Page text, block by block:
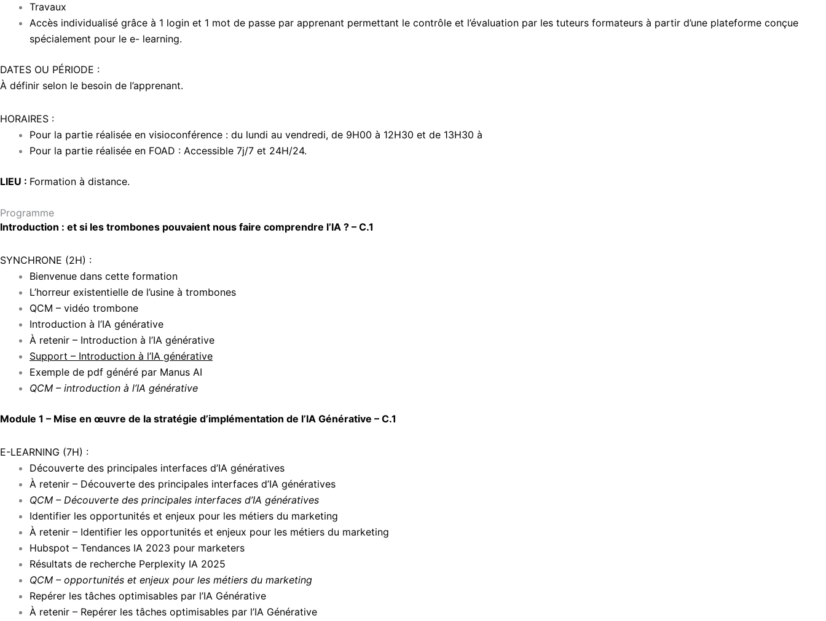
Travaux
Accès individualisé grâce à 1 login et 1 mot de passe par apprenant permettant le contrôle et l’évaluation par les tuteurs formateurs à partir d’une plateforme conçue
spécialement pour le e- learning.
DATES OU PÉRIODE :
À définir selon le besoin de l’apprenant.
HORAIRES :
Pour la partie réalisée en visioconférence : du lundi au vendredi, de 9H00 à 12H30 et de 13H30 à
Pour la partie réalisée en FOAD : Accessible 7j/7 et 24H/24.
LIEU : Formation à distance.
Programme
Introduction : et si les trombones pouvaient nous faire comprendre l’IA ? – C.1
SYNCHRONE (2H) :
Bienvenue dans cette formation
L’horreur existentielle de l’usine à trombones
QCM – vidéo trombone
Introduction à l’IA générative
À retenir – Introduction à l’IA générative
Support – Introduction à l’IA générative
Exemple de pdf généré par Manus AI
QCM – introduction à l’IA générative
Module 1 – Mise en œuvre de la stratégie d’implémentation de l’IA Générative – C.1
E-LEARNING (7H) :
Découverte des principales interfaces d’IA génératives
À retenir – Découverte des principales interfaces d’IA génératives
QCM – Découverte des principales interfaces d’IA génératives
Identifier les opportunités et enjeux pour les métiers du marketing
À retenir – Identifier les opportunités et enjeux pour les métiers du marketing
Hubspot – Tendances IA 2023 pour marketers
Résultats de recherche Perplexity IA 2025
QCM – opportunités et enjeux pour les métiers du marketing
Repérer les tâches optimisables par l’IA Générative
À retenir – Repérer les tâches optimisables par l’IA Générative